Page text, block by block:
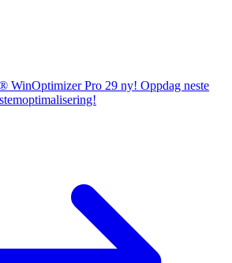
WinOptimizer Pro 29 ny! Oppdag neste